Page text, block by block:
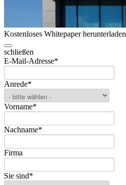
Kostenloses Whitepaper herunterladen
schließen
E-Mail-Adresse*
Anrede*
Vorname*
Nachname*
Firma
Sie sind*